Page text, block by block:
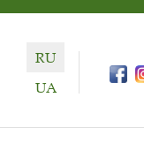
RU
UA